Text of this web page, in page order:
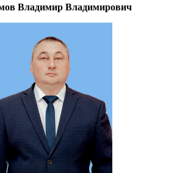
Владимир Владимирович